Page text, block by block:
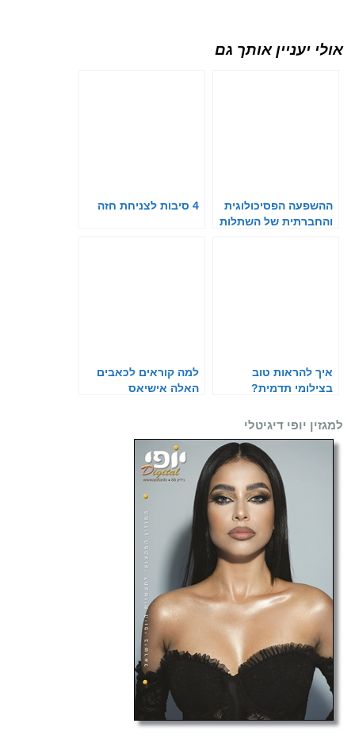
אולי יעניין אותך גם
ההשפעה הפסיכולוגית
והחברתית של השתלות
4 סיבות לצניחת חזה
איך להראות טוב
בצילומי תדמית?
למה קוראים לכאבים
האלה אישיאס
למגזין יופי דיגיטלי